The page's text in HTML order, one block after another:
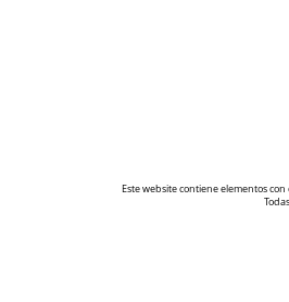
Este website contiene elementos